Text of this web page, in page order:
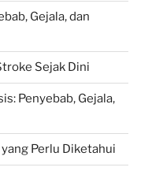
Gejala, dan
Sejak Dini
Penyebab, Gejala,
Perlu Diketahui